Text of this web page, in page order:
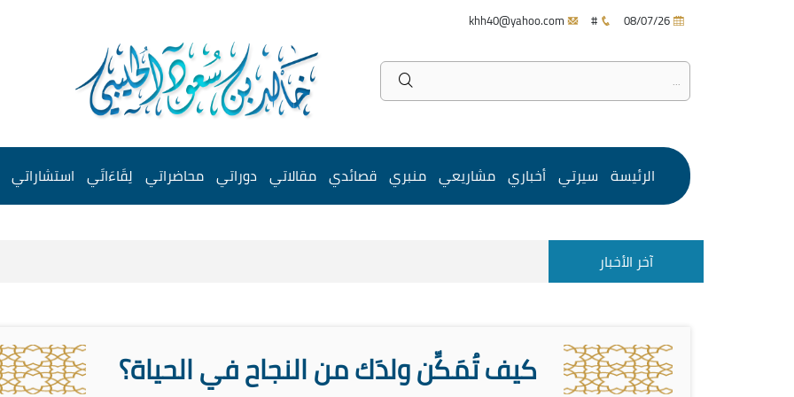
#
الرئيسة سيرتي أخباري مشاريعي منبري قصائدي مقالاتي دوراتي محاضراتي لِقَاءَاتَي استشاراتي
آخر الأخبار
كيف تُمَكِّن ولدَك من النجاح في الحياة؟